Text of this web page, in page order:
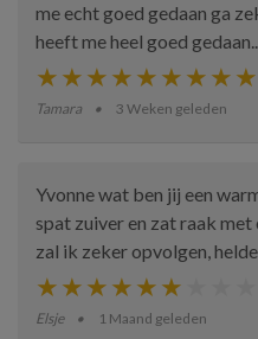
me echt goed gedaan ga
heeft me heel goed
Tamara 3 Weken geleden
Yvonne wat ben jij een
spat zuiver en zat raak
zal ik zeker opvolgen,
Elsje 1 Maand geleden